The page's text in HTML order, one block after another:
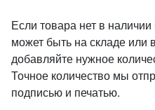
Если товара нет в
может быть на складе или
добавляйте нужное
Точное количество мы
подписью и печатью.